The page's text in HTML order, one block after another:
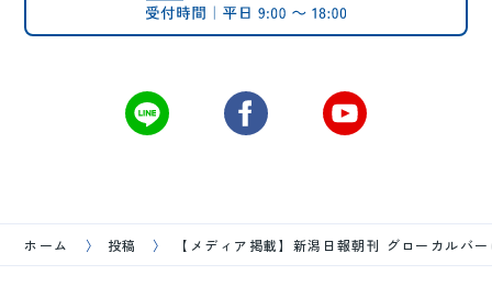
ホーム 投稿 【メディア掲載】新潟日報朝刊 グローカルバ